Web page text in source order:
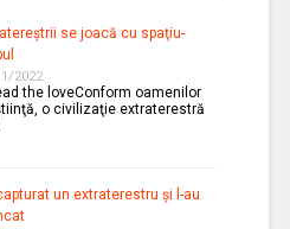
se joacă cu spaţiu-
2022
the loveConform oamenilor
o civilizaţie extraterestră
un extraterestru şi l-au